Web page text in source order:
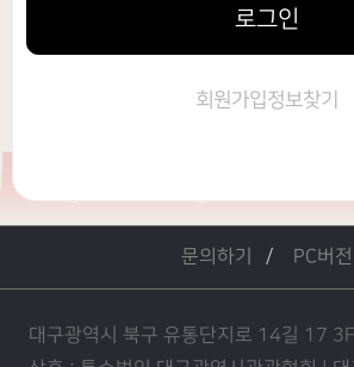
로그인
회원가입정보찾기
문의하기 PC버전
대구광역시 북구 유통단지로 14길 17 3F